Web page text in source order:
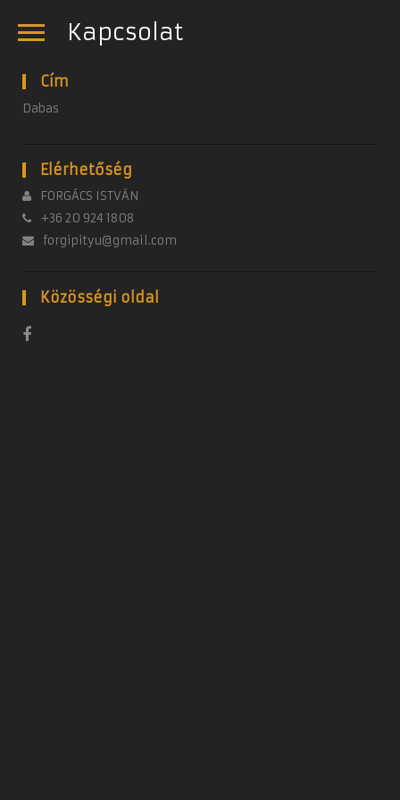
Kapcsolat
Cím
Dabas
Elérhetőség
FORGÁCS ISTVÁN
+36 20 924 1808
forgipityu@gmail.com
Közösségi oldal